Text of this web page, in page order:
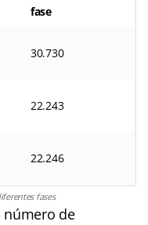
fase
30.730
22.243
22.246
fases
número de